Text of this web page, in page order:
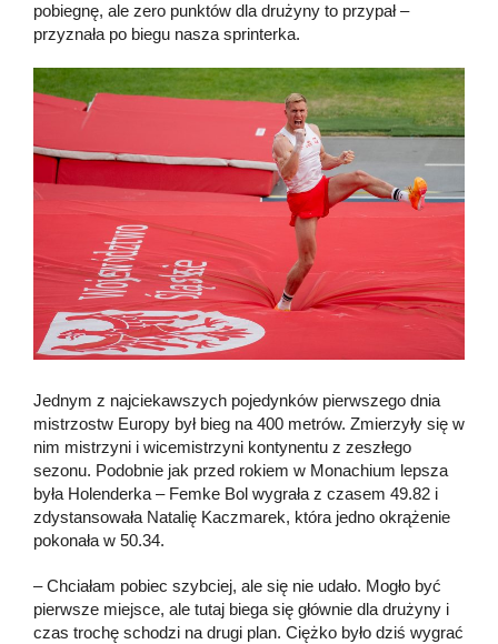
pobiegnę, ale zero punktów dla drużyny to przypał –
przyznała po biegu nasza sprinterka.
Jednym z najciekawszych pojedynków pierwszego dnia
mistrzostw Europy był bieg na 400 metrów. Zmierzyły się w
nim mistrzyni i wicemistrzyni kontynentu z zeszłego
sezonu. Podobnie jak przed rokiem w Monachium lepsza
była Holenderka – Femke Bol wygrała z czasem 49.82 i
zdystansowała Natalię Kaczmarek, która jedno okrążenie
pokonała w 50.34.
– Chciałam pobiec szybciej, ale się nie udało. Mogło być
pierwsze miejsce, ale tutaj biega się głównie dla drużyny i
czas trochę schodzi na drugi plan. Ciężko było dziś wygrać